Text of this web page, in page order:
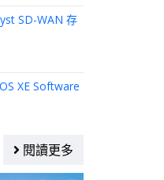
SD-WAN 存
XE Software
閱讀更多